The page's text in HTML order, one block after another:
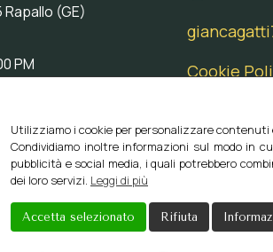
(GE)
PM
Cookie
Utilizziamo i cookie per personalizzare
Condividiamo inoltre informazioni sul modo in
pubblicità e social media, i quali potrebbero
dei loro servizi. Leggi di più
Accetta selezionato Rifiuta